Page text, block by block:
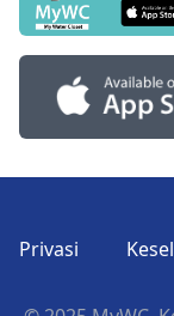
Privasi